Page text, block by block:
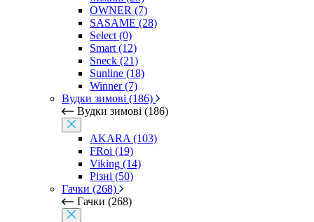
OWNER (7)
SASAME (28)
Select (0)
Smart (12)
Sneck (21)
Sunline (18)
Winner (7)
Вудки зимові (186)
Вудки зимові (186)
AKARA (103)
FRoi (19)
Viking (14)
Різні (50)
Гачки (268)
Гачки (268)